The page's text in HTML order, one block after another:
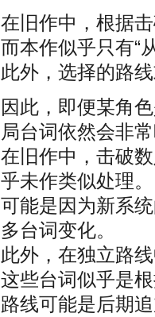
在旧作中，根据
而本作似乎只有“
此外，选择的路
因此，即便某角
局台词依然会非
在旧作中，击破
乎未作类似处理。
可能是因为新系
多台词变化。
此外，在独立路
这些台词似乎是
路线可能是后期